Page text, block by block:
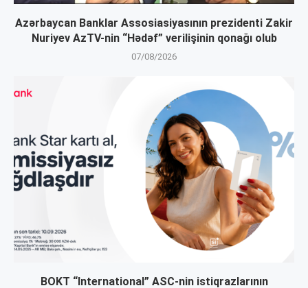
Azərbaycan Banklar Assosiasiyasının prezidenti Zakir
Nuriyev AzTV-nin “Hədəf” verilişinin qonağı olub
07/08/2026
BOKT “International” ASC-nin istiqrazlarının